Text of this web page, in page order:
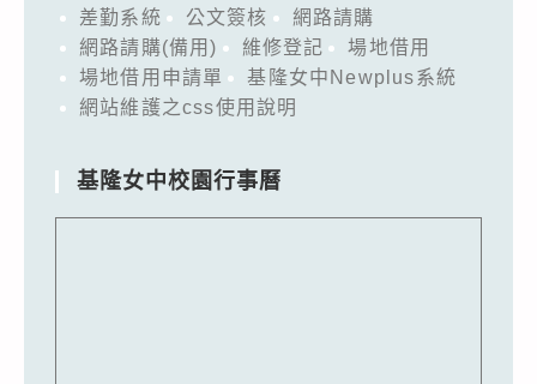
差勤系統 公文簽核
網路請購
網路請購(備用)
維修登記
場地借用
場地借用申請單
基隆女中Newplus系統
網站維護之css使用說明
基隆女中校園行事曆